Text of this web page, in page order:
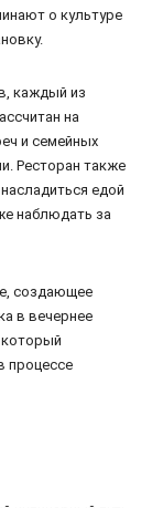
о культуре
каждый из
на
и семейных
Ресторан также
едой
наблюдать за
создающее
в вечернее
процессе